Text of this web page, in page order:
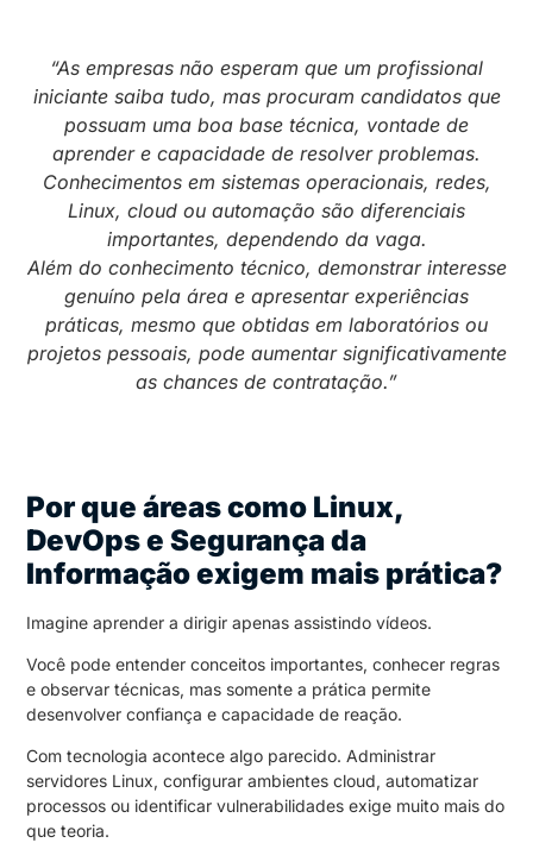
“As empresas não esperam que um profissional
iniciante saiba tudo, mas procuram candidatos que
possuam uma boa base técnica, vontade de
aprender e capacidade de resolver problemas.
Conhecimentos em sistemas operacionais, redes,
Linux, cloud ou automação são diferenciais
importantes, dependendo da vaga.
Além do conhecimento técnico, demonstrar interesse
genuíno pela área e apresentar experiências
práticas, mesmo que obtidas em laboratórios ou
projetos pessoais, pode aumentar significativamente
as chances de contratação.”
Por que áreas como Linux,
DevOps e Segurança da
Informação exigem mais prática?
Imagine aprender a dirigir apenas assistindo vídeos.
Você pode entender conceitos importantes, conhecer regras
e observar técnicas, mas somente a prática permite
desenvolver confiança e capacidade de reação.
Com tecnologia acontece algo parecido. Administrar
servidores Linux, configurar ambientes cloud, automatizar
processos ou identificar vulnerabilidades exige muito mais do
que teoria.